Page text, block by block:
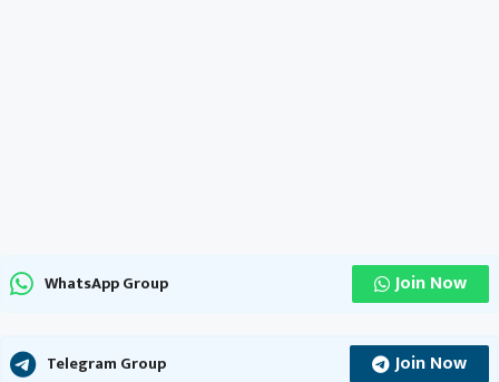
WhatsApp Group Join Now
Telegram Group Join Now